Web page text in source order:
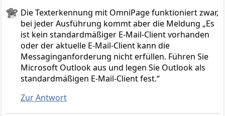
Die Texterkennung mit OmniPage funktioniert zwar,
bei jeder Ausführung kommt aber die Meldung „Es
ist kein standardmäßiger E-Mail-Client vorhanden
oder der aktuelle E-Mail-Client kann die
Messaginganforderung nicht erfüllen. Führen Sie
Microsoft Outlook aus und legen Sie Outlook als
standardmäßigen E-Mail-Client fest.“
Zur Antwort